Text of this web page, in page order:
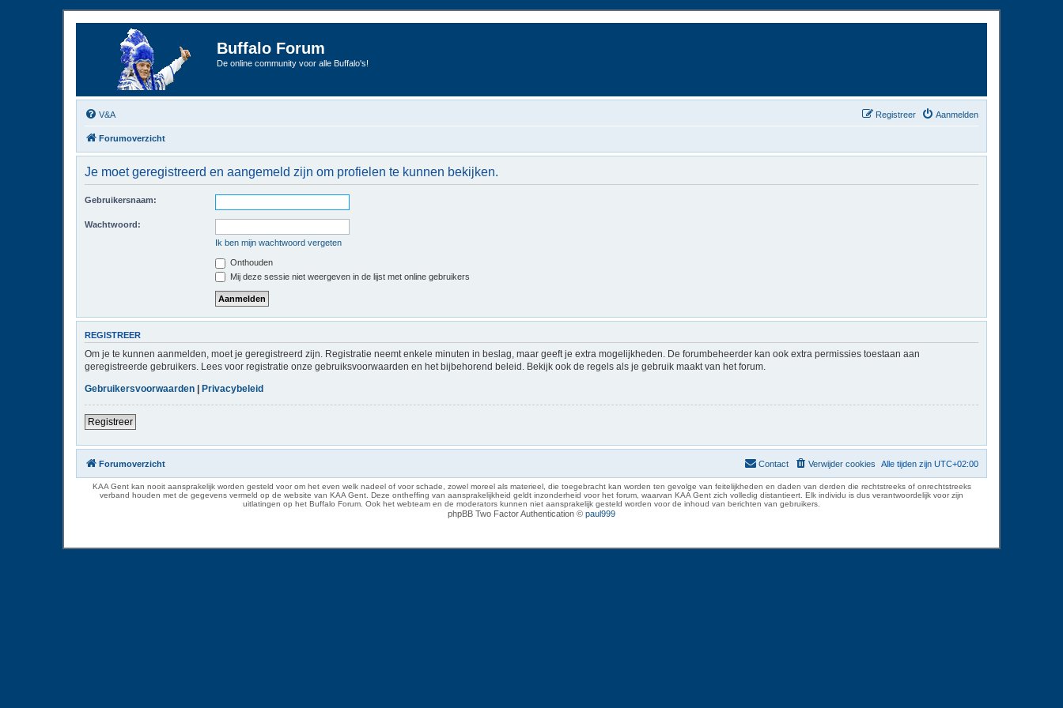
Buffalo Forum
De online community voor alle Buffalo's!
V&A Aanmelden
Registreer
Forumoverzicht
Je moet geregistreerd en aangemeld zijn om profielen te kunnen bekijken.
Gebruikersnaam:
Wachtwoord:
Ik ben mijn wachtwoord vergeten
Onthouden
Mij deze sessie niet weergeven in de lijst met online gebruikers
REGISTREER
Om je te kunnen aanmelden, moet je geregistreerd zijn. Registratie neemt enkele minuten in beslag, maar geeft je extra mogelijkheden. De forumbeheerder kan ook extra permissies toestaan aan
geregistreerde gebruikers. Lees voor registratie onze gebruiksvoorwaarden en het bijbehorend beleid. Bekijk ook de regels als je gebruik maakt van het forum.
Gebruikersvoorwaarden | Privacybeleid
Registreer
Forumoverzicht Alle tijden zijn UTC+02:00
Verwijder cookies
Contact
KAA Gent kan nooit aansprakelijk worden gesteld voor om het even welk nadeel of voor schade, zowel moreel als materieel, die toegebracht kan worden ten gevolge van feitelijkheden en daden van derden die rechtstreeks of onrechtstreeks
verband houden met de gegevens vermeld op de website van KAA Gent. Deze ontheffing van aansprakelijkheid geldt inzonderheid voor het forum, waarvan KAA Gent zich volledig distantieert. Elk individu is dus verantwoordelijk voor zijn
uitlatingen op het Buffalo Forum. Ook het webteam en de moderators kunnen niet aansprakelijk gesteld worden voor de inhoud van berichten van gebruikers.
phpBB Two Factor Authentication © paul999